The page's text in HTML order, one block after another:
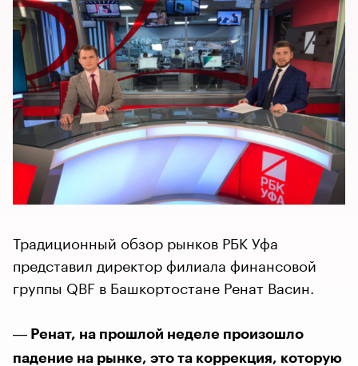
Традиционный обзор рынков РБК Уфа
представил директор филиала финансовой
группы QBF в Башкортостане Ренат Васин.
— Ренат, на прошлой неделе произошло
падение на рынке, это та коррекция, которую